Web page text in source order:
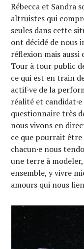
Rébecca et Sandra
altruistes qui
seules dans cette
ont décidé de nous
réflexion mais aussi
Tour à tour public
ce qui est en train
actif·ve de la
réalité et
questionnaire très
nous vivons en
ce que pourrait
chacun·e nous
une terre à
ensemble, y vivre
amours qui nous